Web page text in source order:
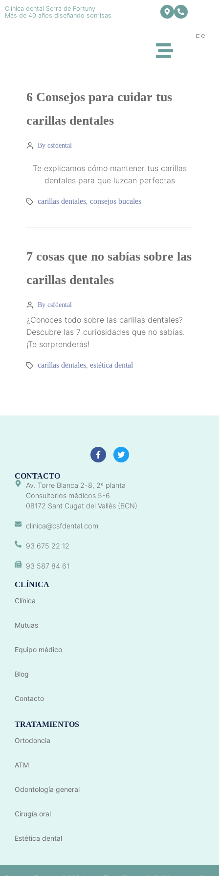
Clínica dental Serra de Fortuny
Más de 40 años diseñando sonrisas
ES
6 Consejos para cuidar tus
carillas dentales
By csfdental
Te explicamos cómo mantener tus carillas
dentales para que luzcan perfectas
carillas dentales,consejos bucales
7 cosas que no sabías sobre las
carillas dentales
By csfdental
¿Conoces todo sobre las carillas dentales?
Descubre las 7 curiosidades que no sabías.
¡Te sorprenderás!
carillas dentales,estética dental
CONTACTO
Av. Torre Blanca 2-8, 2ª planta
Consultorios médicos 5-6
08172 Sant Cugat del Vallès (BCN)
clinica@csfdental.com
93 675 22 12
93 587 84 61
CLÍNICA
Clínica
Mutuas
Equipo médico
Blog
Contacto
TRATAMIENTOS
Ortodoncia
ATM
Odontología general
Cirugía oral
Estética dental